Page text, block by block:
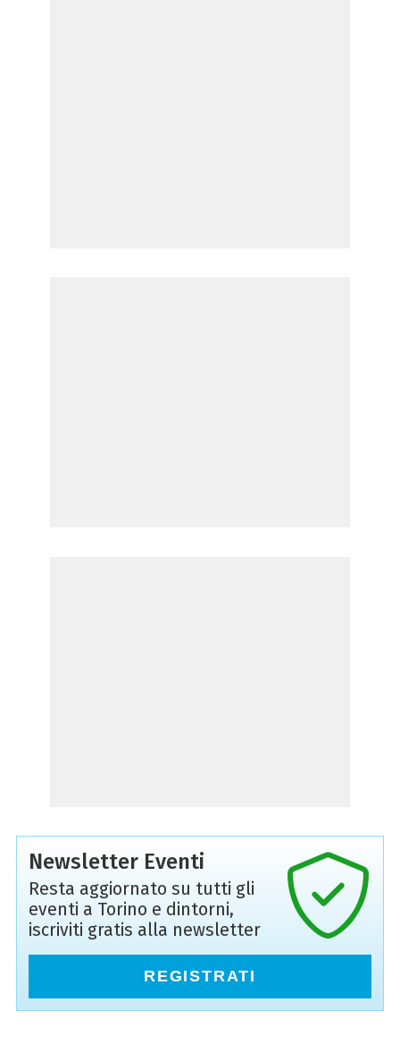
Newsletter Eventi
Resta aggiornato su tutti gli
eventi a Torino e dintorni,
iscriviti gratis alla newsletter
REGISTRATI